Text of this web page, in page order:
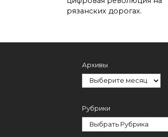
рязанских дорогах.
Архивы
Рубрики